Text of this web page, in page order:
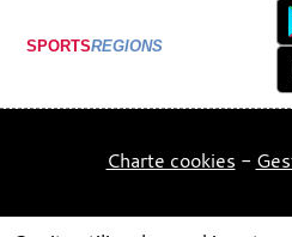
SPORTSREGIONS
Charte cookies